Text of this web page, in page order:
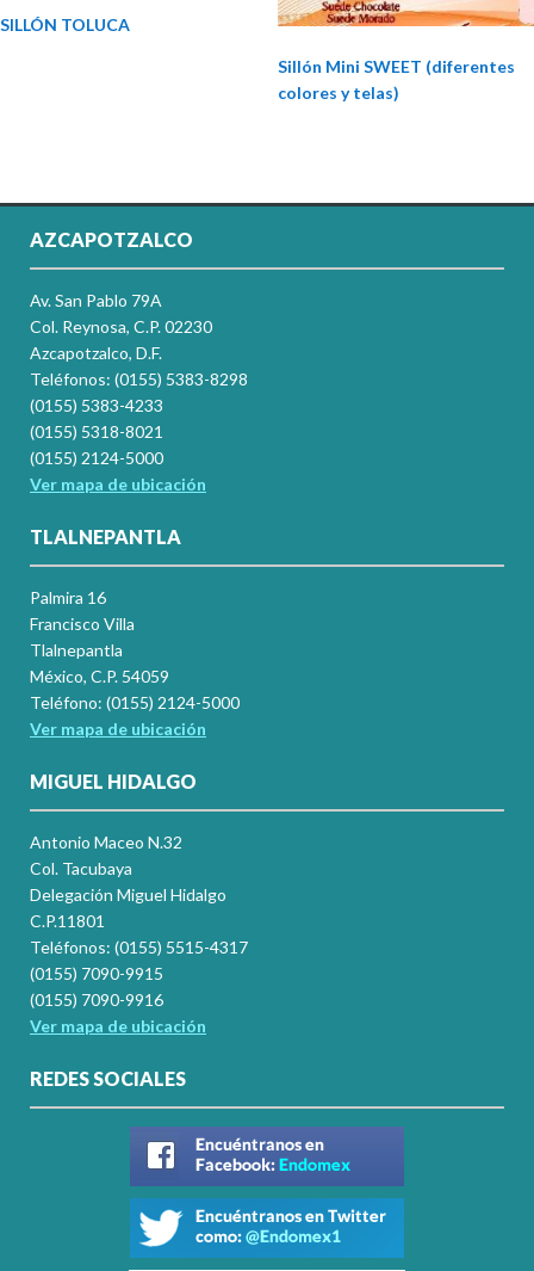
SILLÓN TOLUCA
Sillón Mini SWEET (diferentes
colores y telas)
AZCAPOTZALCO
Av. San Pablo 79A
Col. Reynosa, C.P. 02230
Azcapotzalco, D.F.
Teléfonos: (0155) 5383-8298
(0155) 5383-4233
(0155) 5318-8021
(0155) 2124-5000
Ver mapa de ubicación
TLALNEPANTLA
Palmira 16
Francisco Villa
Tlalnepantla
México, C.P. 54059
Teléfono: (0155) 2124-5000
Ver mapa de ubicación
MIGUEL HIDALGO
Antonio Maceo N.32
Col. Tacubaya
Delegación Miguel Hidalgo
C.P.11801
Teléfonos: (0155) 5515-4317
(0155) 7090-9915
(0155) 7090-9916
Ver mapa de ubicación
REDES SOCIALES